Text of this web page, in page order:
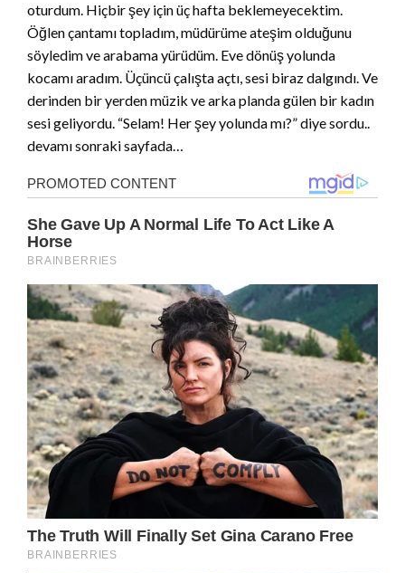
oturdum. Hiçbir şey için üç hafta beklemeyecektim.
Öğlen çantamı topladım, müdürüme ateşim olduğunu
söyledim ve arabama yürüdüm. Eve dönüş yolunda
kocamı aradım. Üçüncü çalışta açtı, sesi biraz dalgındı. Ve
derinden bir yerden müzik ve arka planda gülen bir kadın
sesi geliyordu. “Selam! Her şey yolunda mı?” diye sordu..
devamı sonraki sayfada…